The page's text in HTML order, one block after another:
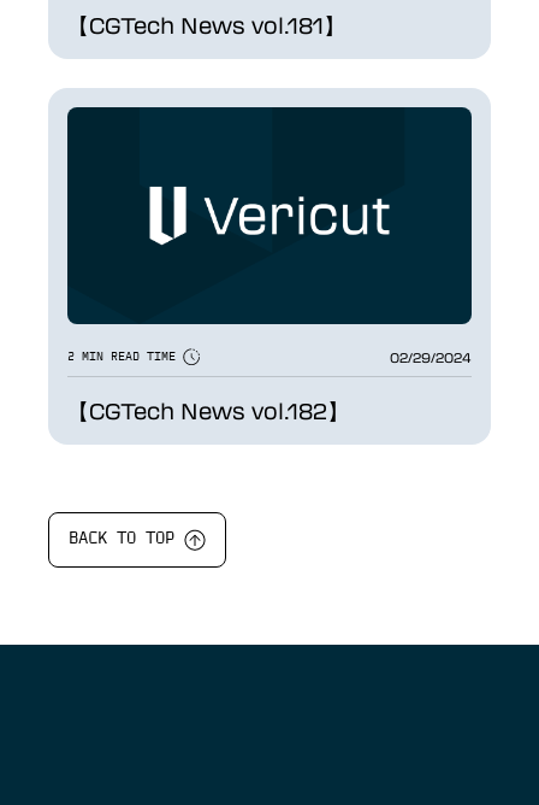
【CGTech News vol.181】
2 MIN READ TIME 02/29/2024
【CGTech News vol.182】
BACK TO TOP